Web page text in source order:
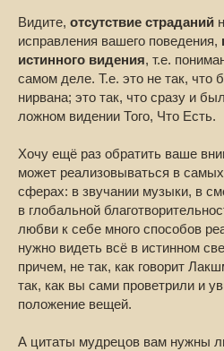
Видите, отсутствие страданий
исправления вашего поведения,
истинного видения, т.е.
самом деле. Т.е. это не так, что
нирвана; это так, что сразу и
ложном видении Того, Что Есть.
Хочу ещё раз обратить ваше
может реализовываться в
сферах: в звучании музыки, в
в глобальной
любви к себе много способов
нужно видеть всё в истинном
причем, не так, как говорит
так, как вы сами проветрили и
положение вещей.
А цитаты мудрецов вам нужны